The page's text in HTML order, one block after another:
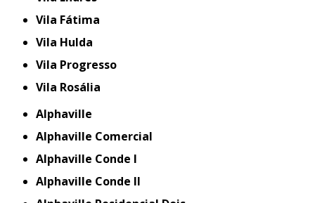
Vila Fátima
Vila Hulda
Vila Progresso
Vila Rosália
Alphaville
Alphaville Comercial
Alphaville Conde I
Alphaville Conde II